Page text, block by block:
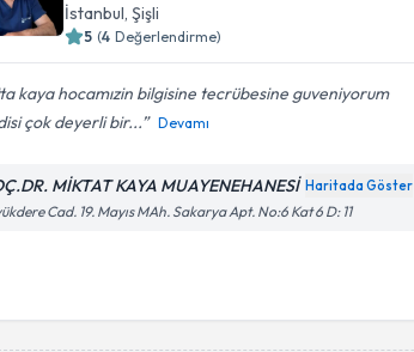
İstanbul, Şişli
5 (4 Değerlendirme)
kaya hocamızin bilgisine tecrübesine guveniyorum
çok deyerli bir...
Devamı
MİKTAT KAYA MUAYENEHANESİ Haritada Göster
Cad. 19. Mayıs MAh. Sakarya Apt. No:6 Kat 6 D: 11